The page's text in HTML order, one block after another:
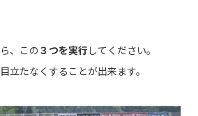
、この３つを実行 してください。
立たなくすることが出来ます。